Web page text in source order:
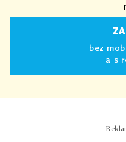
bez
a s